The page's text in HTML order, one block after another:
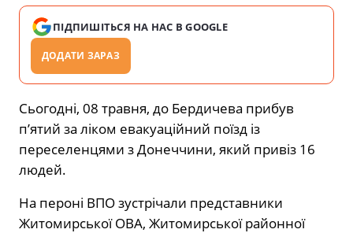
ПІДПИШІТЬСЯ НА НАС В GOOGLE
ДОДАТИ ЗАРАЗ
Сьогодні, 08 травня, до Бердичева прибув
п’ятий за ліком евакуаційний поїзд із
переселенцями з Донеччини, який привіз 16
людей.
На пероні ВПО зустрічали представники
Житомирської ОВА, Житомирської районної